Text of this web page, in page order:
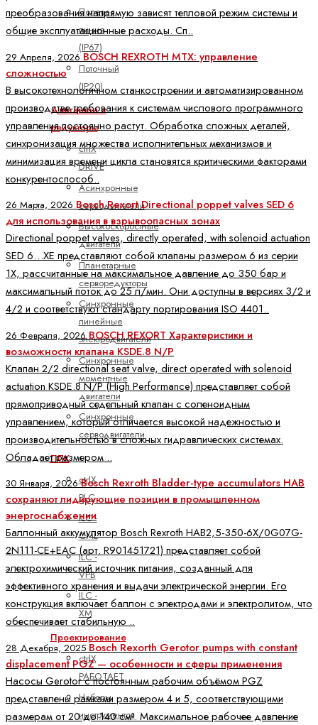
Полевая
линия
(IP67)
Поточный
(IP20)
Двигатели и
редукторы
ctrlX
DRIVE
Асинхронные
серводвигатели
Высокоскоростные
двигатели
Планетарные
серворедукторы
Синхронные
линейные
электродвигатели
Синхронные
моментные
двигатели
Синхронные
серводвигатели
ПЛК
ctrlX
PLC
ILC -
CML
ILC -
VPB
ILC -
XM
Проектирование
ctrlX
РАБОТАЕТ
Наборы
инструментов
преобразования напрямую зависят тепловой режим системы и
общие эксплуатационные расходы. Сп..
29 Апреля, 2026BOSCH REXROTH MTX: управление
сложностью
В высокотехнологичном станкостроении и автоматизированном
производстве требования к системам числового программного
управления постоянно растут. Обработка сложных деталей,
синхронизация множества исполнительных механизмов и
минимизация времени цикла становятся критическими факторами
конкурентоспособ..
26 Марта, 2026 Bosch Rexort Directional poppet valves SED 6
для использования в взрывоопасных зонах
Directional poppet valves, directly operated, with solenoid actuation
SED 6…XE представляют собой клапаны размером 6 из серии
1X, рассчитанные на максимальное давление до 350 бар и
максимальный поток до 25 л/мин. Они доступны в версиях 3/2 и
4/2 и соответствуют стандарту портирования ISO 4401..
26 Февраля, 2026BOSCH REXORT Характеристики и
возможности клапана KSDE.8 N/P
Клапан 2/2 directional seat valve, direct operated with solenoid
actuation KSDE.8 N/P (High Performance) представляет собой
прямоприводный седельный клапан с соленоидным
управлением, который отличается высокой надежностью и
производительностью в сложных гидравлических системах.
Обладает размером ..
30 Января, 2026Bosch Rexroth Bladder-type accumulators HAB
сохраняют лидирующие позиции в промышленном
энергоснабжении
Баллонный аккумулятор Bosch Rexroth HAB2,5-350-6X/0G07G-
2N111-CE+EAC (арт. R901451721) представляет собой
электрохимический источник питания, созданный для
эффективного хранения и выдачи электрической энергии. Его
конструкция включает баллон с электродами и электролитом, что
обеспечивает стабильную ..
28 Декабря, 2025 Bosch Rexorth Gerotor pumps with constant
displacement PGZ — особенности и сферы применения
Насосы Gerotor с постоянным рабочим объёмом PGZ
представлены рамками размером 4 и 5, соответствующими
размерам от 20 до 140 см³. Максимальное рабочее давление